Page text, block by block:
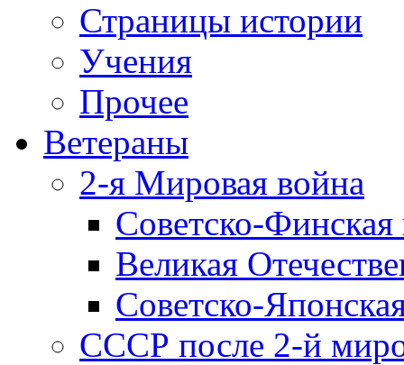
Страницы истории
Учения
Прочее
Ветераны
2-я Мировая война
Советско-
Великая
Советско-
СССР после 2-й